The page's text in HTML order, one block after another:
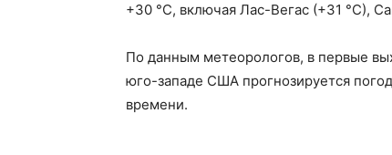
+30 °С, включая Лас-Вегас (+31 °С),
По данным метеорологов, в первые
юго-западе США прогнозируется
времени.